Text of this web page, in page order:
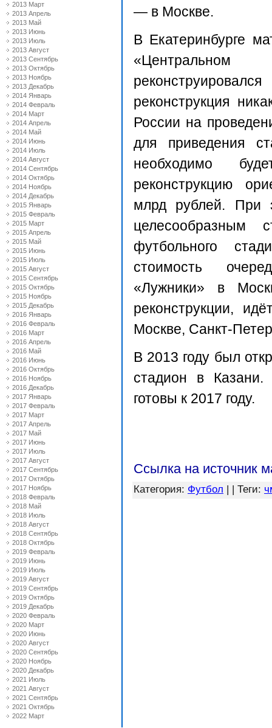
2013 Март
2013 Апрель
2013 Май
2013 Июнь
2013 Июль
2013 Август
2013 Сентябрь
2013 Октябрь
2013 Ноябрь
2013 Декабрь
2014 Январь
2014 Февраль
2014 Март
2014 Апрель
2014 Май
2014 Июнь
2014 Июль
2014 Август
2014 Сентябрь
2014 Октябрь
2014 Ноябрь
2014 Декабрь
2015 Январь
2015 Февраль
2015 Март
2015 Апрель
2015 Май
2015 Июнь
2015 Июль
2015 Август
2015 Сентябрь
2015 Октябрь
2015 Ноябрь
2015 Декабрь
2016 Январь
2016 Февраль
2016 Март
2016 Апрель
2016 Май
2016 Июнь
2016 Октябрь
2016 Ноябрь
2016 Декабрь
2017 Январь
2017 Февраль
2017 Март
2017 Апрель
2017 Май
2017 Июнь
2017 Июль
2017 Август
2017 Сентябрь
2017 Октябрь
2017 Ноябрь
2018 Февраль
2018 Май
2018 Июль
2018 Август
2018 Сентябрь
2018 Октябрь
2019 Февраль
2019 Июнь
2019 Июль
2019 Август
2019 Сентябрь
2019 Октябрь
2019 Декабрь
2020 Февраль
2020 Март
2020 Июнь
2020 Август
2020 Сентябрь
2020 Ноябрь
2020 Декабрь
2021 Июль
2021 Август
2021 Сентябрь
2021 Октябрь
2022 Март
— в Москве.
В Екатеринбурге
реконструкция
России на
для приведения
необходимо
реконструкцию
млрд рублей. При
целесообразным
футбольного
стоимость
«Лужники» в
реконструкции,
Москве, Санкт-
В 2013 году был
стадион в
готовы к 2017 году.
Ссылка на источник
Категория: Футбол | | Теги: